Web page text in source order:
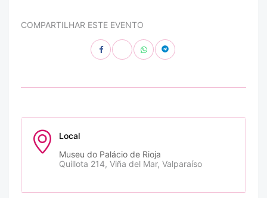
COMPARTILHAR ESTE EVENTO
Local
Museu do Palácio de Rioja
Quillota 214, Viña del Mar, Valparaíso